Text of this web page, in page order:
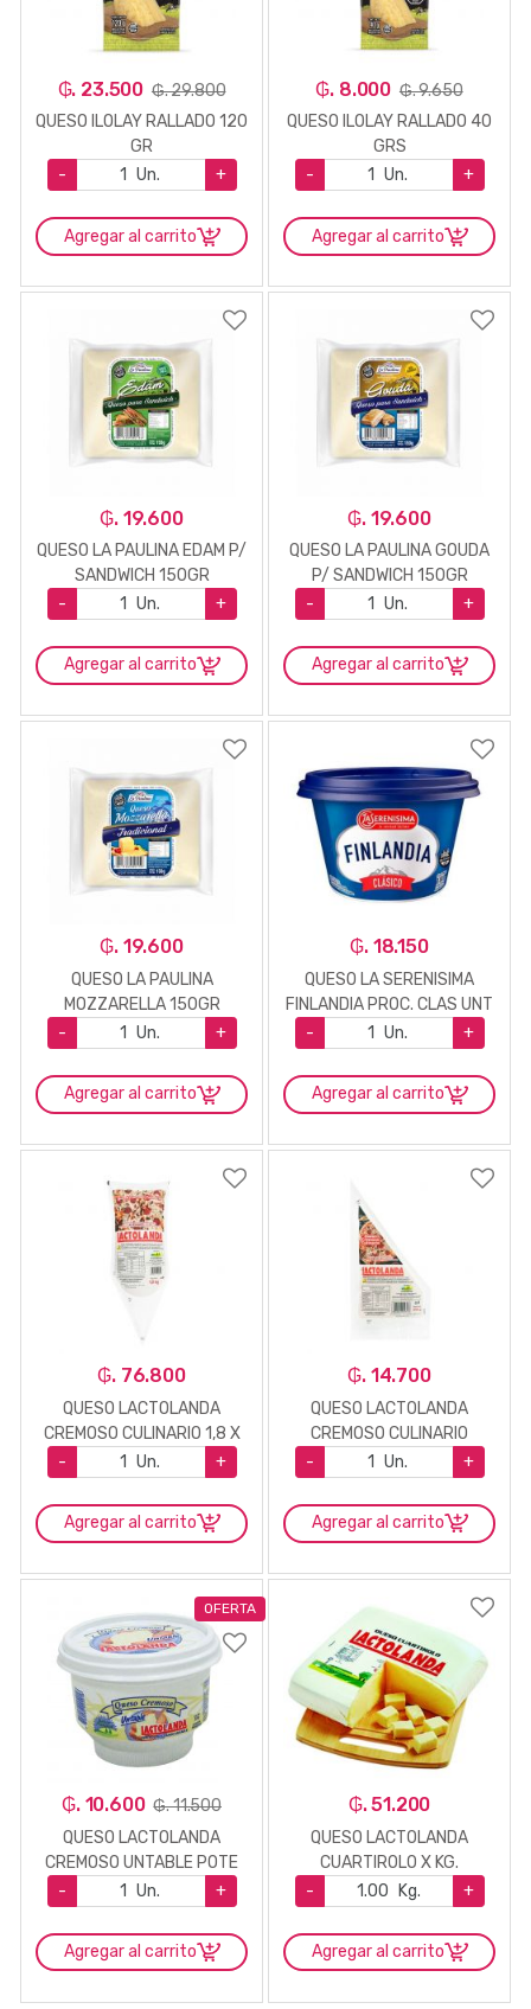
₲. 23.500 ₲. 29.800
QUESO ILOLAY RALLADO 120
GR
-
Un. +
Agregar al carrito
₲. 8.000 ₲. 9.650
QUESO ILOLAY RALLADO 40
GRS
-
Un. +
Agregar al carrito
₲. 19.600
QUESO LA PAULINA EDAM P/
SANDWICH 150GR
-
Un. +
Agregar al carrito
₲. 19.600
QUESO LA PAULINA GOUDA
P/ SANDWICH 150GR
-
Un. +
Agregar al carrito
₲. 19.600
QUESO LA PAULINA
MOZZARELLA 150GR
-
Un. +
Agregar al carrito
₲. 18.150
QUESO LA SERENISIMA
FINLANDIA PROC. CLAS UNT
180GR
- Un. +
Agregar al carrito
₲. 76.800
QUESO LACTOLANDA
CREMOSO CULINARIO 1,8 X
KG.
- Un. +
Agregar al carrito
₲. 14.700
QUESO LACTOLANDA
CREMOSO CULINARIO
250GR
- Un. +
Agregar al carrito
OFERTA
₲. 10.600 ₲. 11.500
QUESO LACTOLANDA
CREMOSO UNTABLE POTE
200GR.
- Un. +
Agregar al carrito
₲. 51.200
QUESO LACTOLANDA
CUARTIROLO X KG.
-
Kg. +
Agregar al carrito